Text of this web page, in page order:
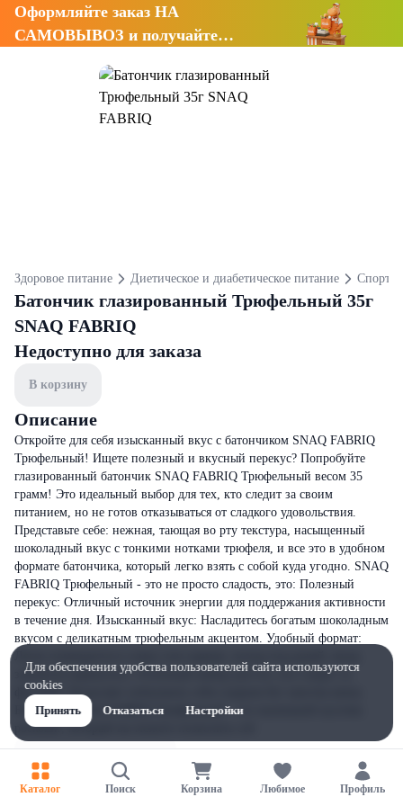
Оформляйте заказ НА
САМОВЫВОЗ и получайте
Здоровое питание Диетическое и диабетическое питание
Батончик глазированный Трюфельный 35г
SNAQ FABRIQ
Недоступно для заказа
В корзину
Описание
Откройте для себя изысканный вкус с батончиком SNAQ FABRIQ
Трюфельный! Ищете полезный и вкусный перекус? Попробуйте
глазированный батончик SNAQ FABRIQ Трюфельный весом 35
грамм! Это идеальный выбор для тех, кто следит за своим
питанием, но не готов отказываться от сладкого удовольствия.
Представьте себе: нежная, тающая во рту текстура, насыщенный
шоколадный вкус с тонкими нотками трюфеля, и все это в удобном
формате батончика, который легко взять с собой куда угодно. SNAQ
FABRIQ Трюфельный - это не просто сладость, это: Полезный
перекус: Отличный источник энергии для поддержания активности
в течение дня. Изысканный вкус: Насладитесь богатым шоколадным
вкусом с деликатным трюфельным акцентом. Удобный формат:
захочется перекусить. Отличный выбор для тех, кто следит за
фигурой: Позволяет побаловать себя сладким без чувства вины.
Батончик SNAQ FABRIQ Трюфельный - это маленький кусочек
роскоши, который вы можете позволить себ
Каталог Поиск Корзина Любимое Профиль
Для обеспечения удобства пользователей сайта используются
cookies
Принять
Отказаться Настройки